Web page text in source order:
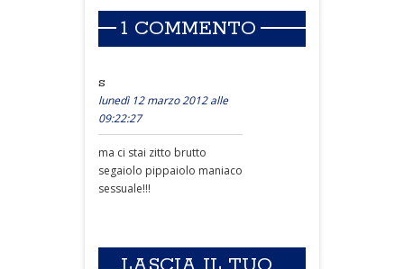
1 COMMENTO
s
lunedì 12 marzo 2012 alle
09:22:27
ma ci stai zitto brutto
segaiolo pippaiolo maniaco
sessuale!!!